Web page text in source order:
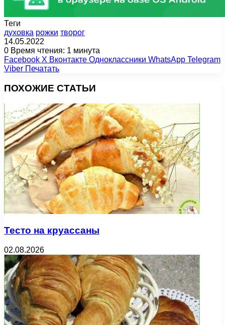
Теги
духовка рожки творог
14.05.2022
0 Время чтения: 1 минута
Facebook X Вконтакте Одноклассники WhatsApp Telegram
Viber Печатать
ПОХОЖИЕ СТАТЬИ
Тесто на круассаны
02.08.2026